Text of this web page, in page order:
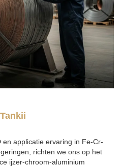
applicatie ervaring in Fe-Cr-
richten we ons op het
ijzer-chroom-aluminium